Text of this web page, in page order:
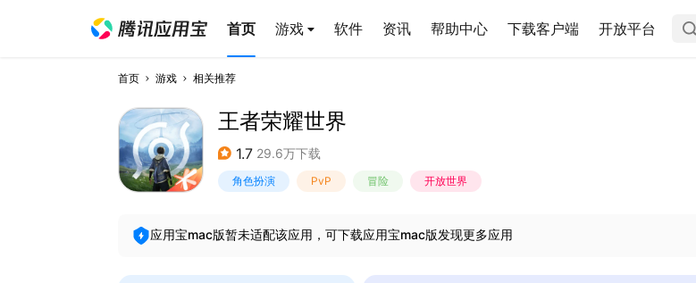
首页 游戏 软件 资讯 帮助中心 下载客户端 开放平台
首页 游戏 相关推荐
王者荣耀世界
1.7 29.6万下载
角色扮演 PvP 冒险 开放世界
应用宝mac版暂未适配该应用，可下载应用宝mac版发现更多应用